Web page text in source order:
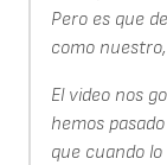
Pero es que
como
El video nos
hemos
que cuando